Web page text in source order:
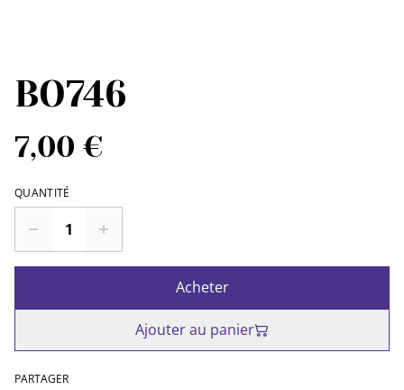
BO746
7,00 €
QUANTITÉ
Acheter
Ajouter au panier
PARTAGER